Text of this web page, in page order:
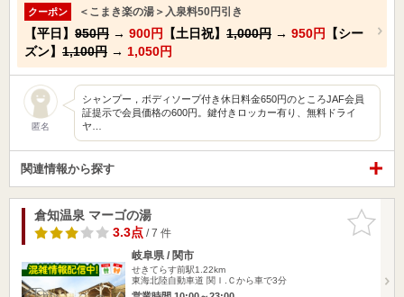
クーポン ＜こまき楽の湯＞入泉料50円引き
【平日】 950円 → 900円 【土日祝】 1,000円 → 950円
【シー
ズン】 1,100円 → 1,050円
匿名
シャンプー，ボディソープ付き休日料金650円のところJAF会員
証提示で会員価格の600円。鍵付きロッカー有り、無料ドライ
ヤ…
関連情報から探す
お気に入
りに追加
倉知温泉 マーゴの湯
3.3点/ 7 件
岐阜県 / 関市
せきてらす前駅1.22km
東海北陸自動車道 関Ｉ.Ｃから車で3分